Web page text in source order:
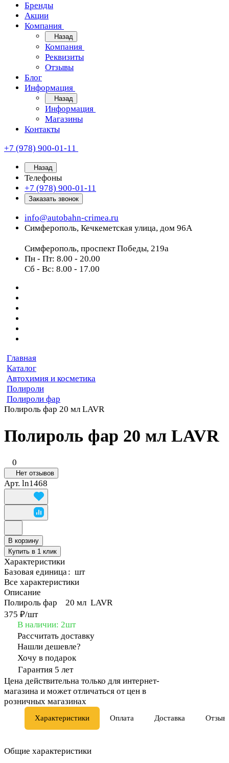
Бренды
Акции
Компания
Назад
Компания
Реквизиты
Отзывы
Блог
Информация
Назад
Информация
Магазины
Контакты
+7 (978) 900-01-11
Назад
Телефоны
+7 (978) 900-01-11
Заказать звонок
info@autobahn-crimea.ru
Симферополь, Кечкеметская улица, дом 96А
Симферополь, проспект Победы, 219а
Пн - Пт: 8.00 - 20.00
Сб - Вс: 8.00 - 17.00
Главная
Каталог
Автохимия и косметика
Полироли
Полироли фар
Полироль фар 20 мл LAVR
Полироль фар 20 мл LAVR
0
Нет отзывов
Арт. ln1468
В корзину
Купить в 1 клик
Характеристики
Базовая единица : шт
Все характеристики
Описание
Полироль фар 20 мл LAVR
375 ₽/шт
В наличии: 2шт
Рассчитать доставку
Нашли дешевле?
Хочу в подарок
Гарантия 5 лет
Цена действительна только для интернет-
магазина и может отличаться от цен в
розничных магазинах
Характеристики Оплата Доставка
Общие характеристики